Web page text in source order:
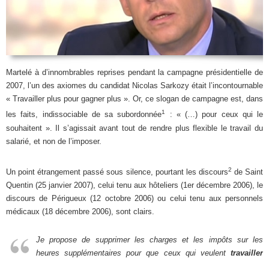
Martelé à d’innombrables reprises pendant la campagne présidentielle de
2007, l’un des axiomes du candidat Nicolas Sarkozy était l’incontournable
« Travailler plus pour gagner plus ». Or, ce slogan de campagne est, dans
les faits, indissociable de sa subordonnée1
: « (…) pour ceux qui le
souhaitent ». Il s’agissait avant tout de rendre plus flexible le travail du
salarié, et non de l’imposer.
Un point étrangement passé sous silence, pourtant les discours2 de Saint
Quentin (25 janvier 2007), celui tenu aux hôteliers (1er décembre 2006), le
discours de Périgueux (12 octobre 2006) ou celui tenu aux personnels
médicaux (18 décembre 2006), sont clairs.
Je propose de supprimer les charges et les impôts sur les
heures supplémentaires pour que ceux qui veulent travailler